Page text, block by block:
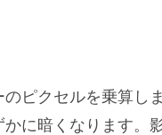
のピクセルを乗算
に暗くなります。